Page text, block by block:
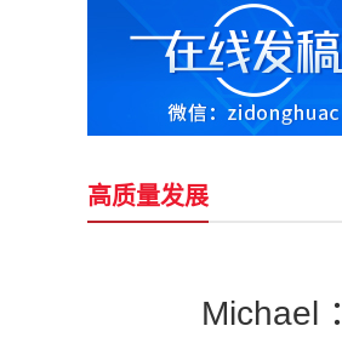
高质量发展
Michael